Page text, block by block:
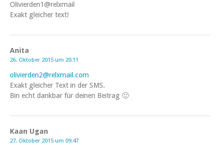
Olivierden1@relxmail
Exakt gleicher text!
Anita
26. Oktober 2015 um 20:11
olivierden2@relxmail.com
Exakt gleicher Text in der SMS.
Bin echt dankbar für deinen Beitrag 🙂
Kaan Ugan
27. Oktober 2015 um 09:47